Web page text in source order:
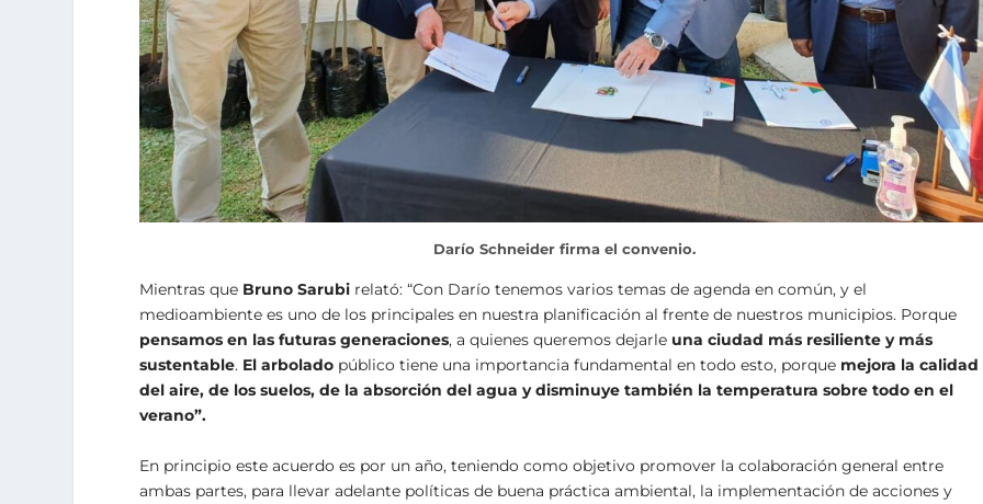
Darío Schneider firma el convenio.
Mientras que Bruno Sarubi relató: “Con Darío tenemos varios temas de agenda en común, y el
medioambiente es uno de los principales en nuestra planificación al frente de nuestros municipios. Porque
pensamos en las futuras generaciones, a quienes queremos dejarle una ciudad más resiliente y más
sustentable. El arbolado público tiene una importancia fundamental en todo esto, porque mejora la calidad
del aire, de los suelos, de la absorción del agua y disminuye también la temperatura sobre todo en el
verano”.
En principio este acuerdo es por un año, teniendo como objetivo promover la colaboración general entre
ambas partes, para llevar adelante políticas de buena práctica ambiental, la implementación de acciones y